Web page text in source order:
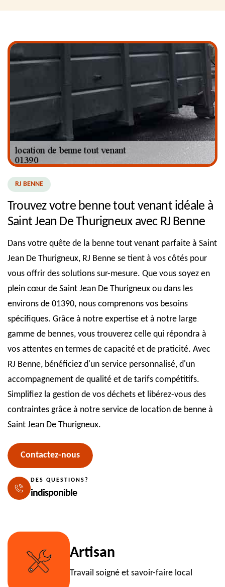
RJ BENNE
Trouvez votre benne tout venant idéale à
Saint Jean De Thurigneux avec RJ Benne
Dans votre quête de la benne tout venant parfaite à Saint
Jean De Thurigneux, RJ Benne se tient à vos côtés pour
vous offrir des solutions sur-mesure. Que vous soyez en
plein cœur de Saint Jean De Thurigneux ou dans les
environs de 01390, nous comprenons vos besoins
spécifiques. Grâce à notre expertise et à notre large
gamme de bennes, vous trouverez celle qui répondra à
vos attentes en termes de capacité et de praticité. Avec
RJ Benne, bénéficiez d'un service personnalisé, d'un
accompagnement de qualité et de tarifs compétitifs.
Simplifiez la gestion de vos déchets et libérez-vous des
contraintes grâce à notre service de location de benne à
Saint Jean De Thurigneux.
Contactez-nous
DES QUESTIONS?
indisponible
Artisan
Travail soigné et savoir-faire local